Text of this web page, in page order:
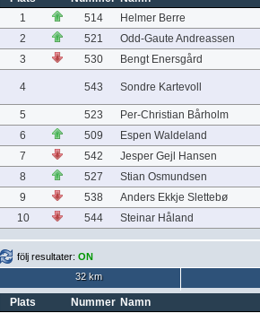
1
514
Helmer Berre
2
521
Odd-Gaute Andreassen
3
530 Bengt Enersgård
4 543 Sondre Kartevoll
5 523
Per-Christian Bårholm
6
509
Espen Waldeland
7
542
Jesper Gejl Hansen
8
527
Stian Osmundsen
9
538
Anders Ekkje Slettebø
10
544 Steinar Håland
följ resultater: ON
32 km
Plats Nummer Namn